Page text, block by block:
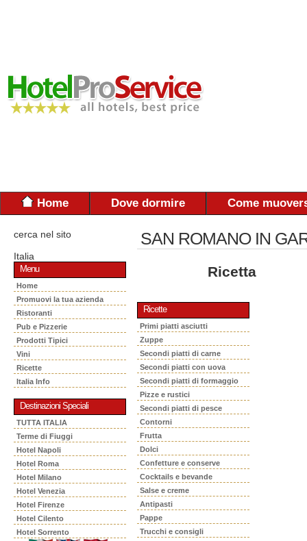
Home Dove dormire Come
cerca nel sito
Italia
Menu
Home
Promuovi la tua azienda
Ristoranti
Pub e Pizzerie
Prodotti Tipici
Vini
Ricette
Italia Info
Destinazioni Speciali
TUTTA ITALIA
Terme di Fiuggi
Hotel Napoli
Hotel Roma
Hotel Milano
Hotel Venezia
Hotel Firenze
Hotel Cilento
Hotel Sorrento
SAN ROMANO IN
Ricetta
Ricette
Primi piatti asciutti
Zuppe
Secondi piatti di carne
Secondi piatti con uova
Secondi piatti di formaggio
Pizze e rustici
Secondi piatti di pesce
Contorni
Frutta
Dolci
Confetture e conserve
Cocktails e bevande
Salse e creme
Antipasti
Pappe
Trucchi e consigli